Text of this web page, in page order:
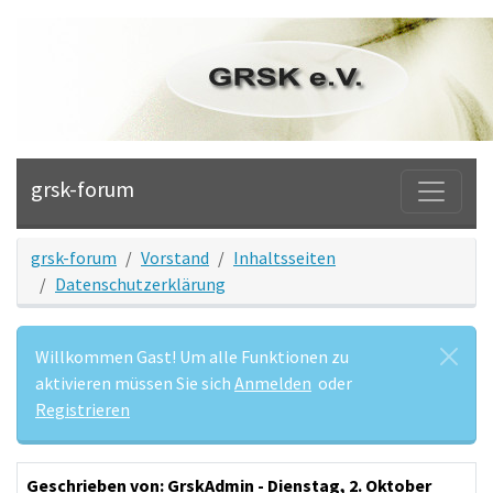
grsk-forum
grsk-forum Vorstand
Inhaltsseiten
Datenschutzerklärung
Willkommen Gast! Um alle Funktionen zu
aktivieren müssen Sie sich Anmelden oder
Registrieren
Geschrieben von: GrskAdmin - Dienstag, 2. Oktober